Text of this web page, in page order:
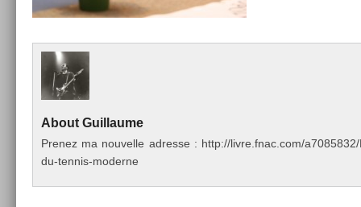
About Guil­laume
Pre­nez ma nouvel­le ad­resse : http://livre.fnac.com/
du-tennis-moderne